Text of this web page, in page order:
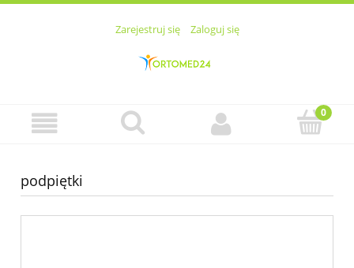
Zarejestruj się Zaloguj się
podpiętki